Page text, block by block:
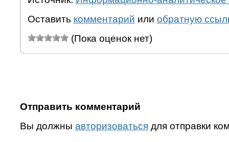
Оставить комментарий или обратную
(Пока оценок нет)
Отправить комментарий
Вы должны авторизоваться для отправки